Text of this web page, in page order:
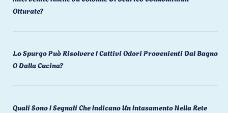
Otturate?
Lo Spurgo Può Risolvere I Cattivi Odori Provenienti Dal Bagno
O Dalla Cucina?
Quali Sono I Segnali Che Indicano Un Intasamento Nella Rete